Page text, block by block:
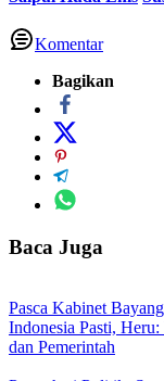
Komentar
Bagikan
Baca Juga
Pasca Kabinet
Indonesia Pasti,
dan Pemerintah